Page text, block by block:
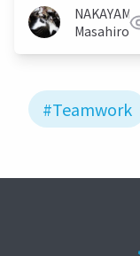
NAKAYAMA
Masahiro
#Teamwork